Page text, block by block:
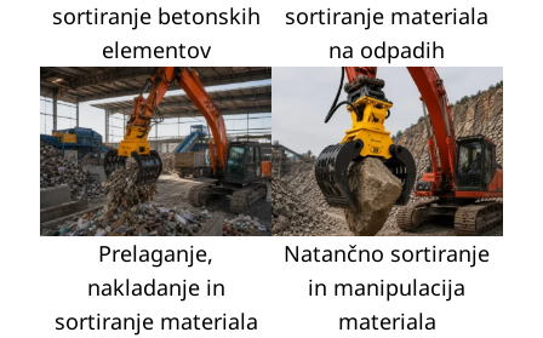
sortiranje betonskih
elementov
sortiranje materiala
na odpadih
Prelaganje,
nakladanje in
sortiranje materiala
Natančno sortiranje
in manipulacija
materiala